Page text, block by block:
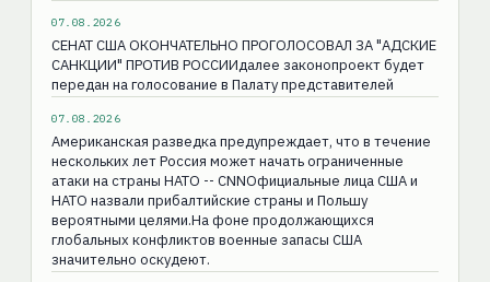
07.08.2026
СЕНАТ США ОКОНЧАТЕЛЬНО ПРОГОЛОСОВАЛ ЗА "АДСКИЕ
САНКЦИИ" ПРОТИВ РОССИИдалее законопроект будет
передан на голосование в Палату представителей
07.08.2026
Американская разведка предупреждает, что в течение
нескольких лет Россия может начать ограниченные
атаки на страны НАТО -- CNNОфициальные лица США и
НАТО назвали прибалтийские страны и Польшу
вероятными целями.На фоне продолжающихся
глобальных конфликтов военные запасы США
значительно оскудеют.